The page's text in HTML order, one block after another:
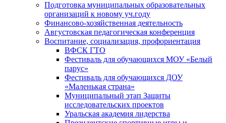
Подготовка муниципальных образовательных
организаций к новому уч.году
Финансово-хозяйственная деятельность
Августовская педагогическая конференция
Воспитание, социализация, профориентация
ВФСК ГТО
Фестиваль для обучающихся МОУ «Белый
парус»
Фестиваль для обучающихся ДОУ
«Маленькая страна»
Муниципальный этап Защиты
исследовательских проектов
Уральская академия лидерства